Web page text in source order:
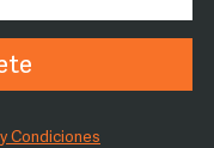
Condiciones